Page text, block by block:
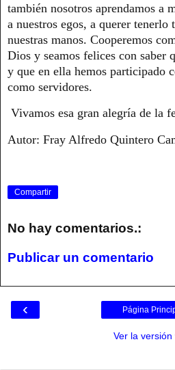
también nosotros aprendamos a
a nuestros egos, a querer tenerlo
nuestras manos. Cooperemos
Dios y seamos felices con saber
y que en ella hemos participado
como servidores.
Vivamos esa gran alegría de la
Autor: Fray Alfredo Quintero
Compartir
No hay comentarios.:
Publicar un comentario
‹ Página
Ver la versión